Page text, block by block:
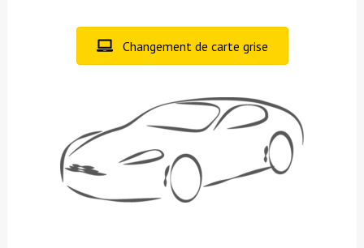
Changement de carte grise